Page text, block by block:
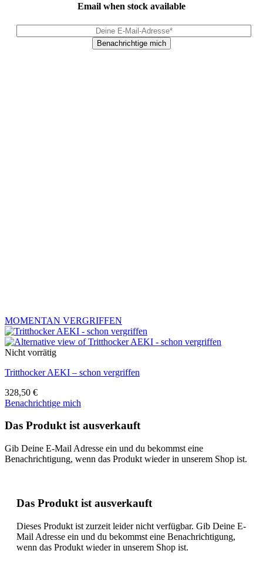
Email when stock available
MOMENTAN VERGRIFFEN
Nicht vorrätig
Tritthocker AEKI – schon vergriffen
328,50 €
Benachrichtige mich
Das Produkt ist ausverkauft
Gib Deine E-Mail Adresse ein und du bekommst eine
Benachrichtigung, wenn das Produkt wieder in unserem Shop ist.
Das Produkt ist ausverkauft
Dieses Produkt ist zurzeit leider nicht verfügbar. Gib Deine E-
Mail Adresse ein und du bekommst eine Benachrichtigung,
wenn das Produkt wieder in unserem Shop ist.